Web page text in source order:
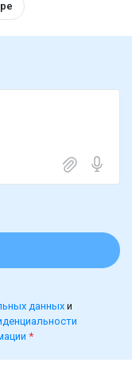
данныхи
*